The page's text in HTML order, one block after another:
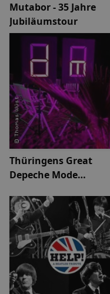
Mutabor - 35 Jahre
Jubiläumstour
Thüringens Great
Depeche Mode